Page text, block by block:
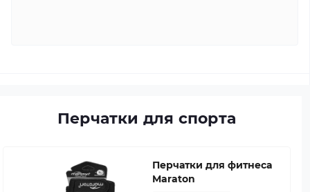
Перчатки для спорта
Перчатки для фитнеса
Maraton